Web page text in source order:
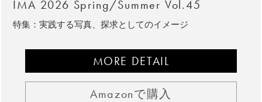
IMA 2026 Spring/Summer Vol.45
特集：実践する写真、探求としてのイメージ
MORE DETAIL
Amazonで購入